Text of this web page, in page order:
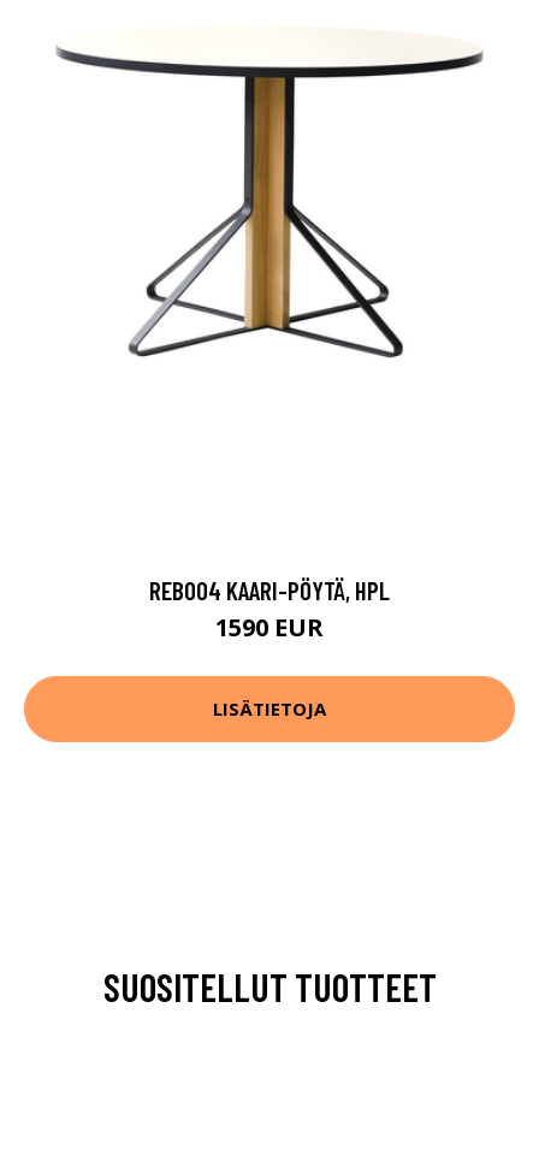
REB004 KAARI-PÖYTÄ, HPL
1590 EUR
LISÄTIETOJA
SUOSITELLUT TUOTTEET